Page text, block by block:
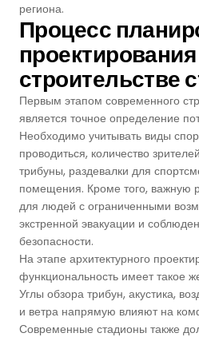
Хоккейные Поля
Бейсбольные Поля
Регби Поля
Бадминтонные Корты
Футзальные Корты
Крикетные Поля
Американский Футбол
Спортивные Игры На
региона.
Процесс
строительстве
Первым этапом современного
является точное определение
Необходимо учитывать виды
проводиться, количество
трибуны, раздевалки для
помещения. Кроме того, важную
для людей с ограниченными
экстренной эвакуации и
безопасности.
На этапе архитектурного
функциональность имеет такое
Углы обзора трибун, акустика,
и ветра напрямую влияют на
Современные стадионы также